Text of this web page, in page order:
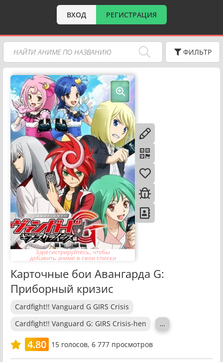
ВХОД РЕГИСТРАЦИЯ
ФИЛЬТР
Зарегистрируйтесь, чтобы
добавить аниме в свои списки
Карточные бои Авангарда G:
Приборный кризис
Cardfight!! Vanguard G GIRS Crisis
Cardfight!! Vanguard G: GIRS Crisis-hen
…
4.80 15голосов, 6 777 просмотров